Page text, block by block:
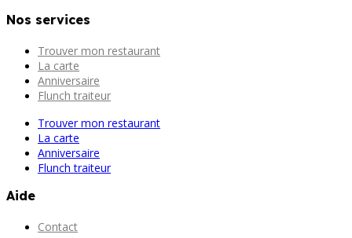
Nos services
Trouver mon restaurant
La carte
Anniversaire
Flunch traiteur
Trouver mon restaurant
La carte
Anniversaire
Flunch traiteur
Aide
Contact